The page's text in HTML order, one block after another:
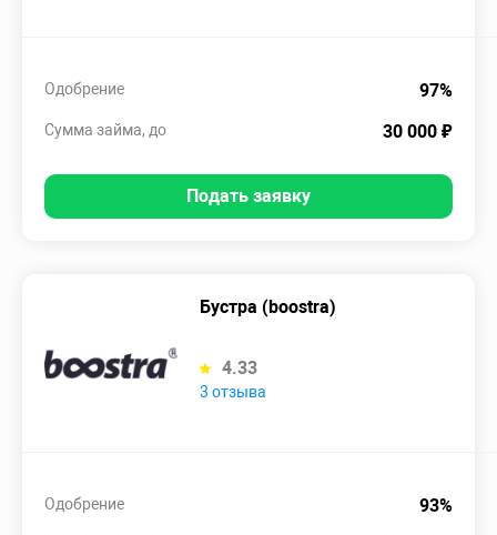
97%
Одобрение
30 000 ₽
Сумма займа, до
Подать заявку
Бустра (boostra)
4.33
3 отзыва
93%
Одобрение